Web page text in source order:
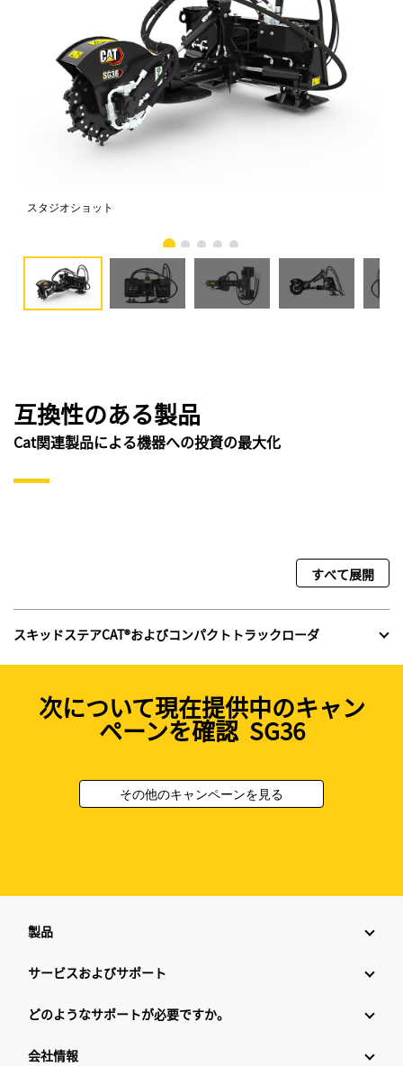
スタジオショット
互換性のある製品
Cat関連製品による機器への投資の最大化
すべて展開
スキッドステアCAT®およびコンパクトトラックローダ
次について現在提供中のキャン
ペーンを確認 SG36
その他のキャンペーンを見る
製品
サービスおよびサポート
どのようなサポートが必要ですか。
会社情報